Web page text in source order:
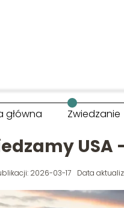
główna Zwiedzanie
2026-03-17 Data